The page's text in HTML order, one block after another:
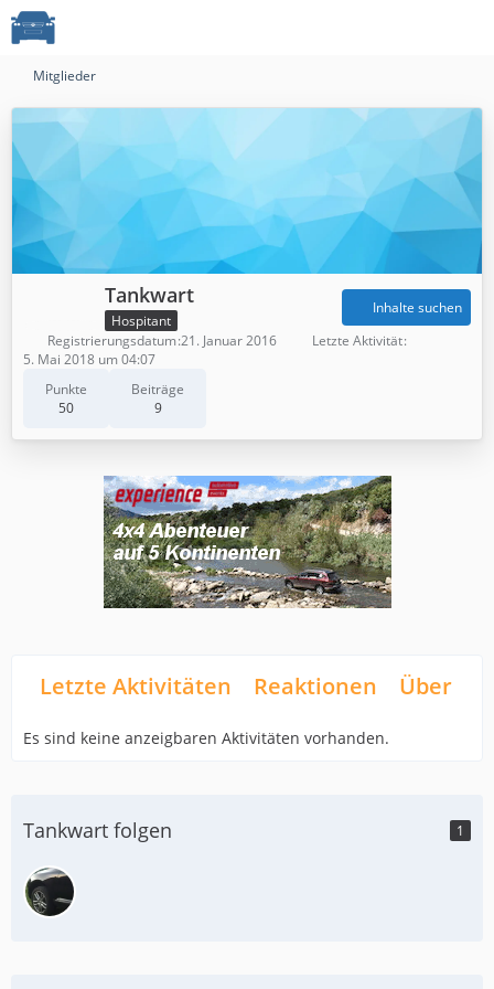
Mitglieder
Tankwart
Hospitant
Punkte
50
Beiträge
9
Inhalte suchen
Registrierungsdatum 21. Januar 2016
Letzte Aktivität
5. Mai 2018 um 04:07
Letzte Aktivitäten Reaktionen Über
Es sind keine anzeigbaren Aktivitäten vorhanden.
Tankwart folgen 1